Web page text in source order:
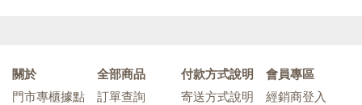
關於
門市專櫃據點
全部商品
訂單查詢
付款方式說明
寄送方式說明
會員專區
經銷商登入